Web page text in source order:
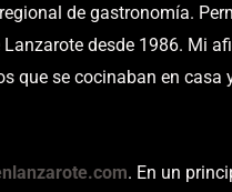
de gastronomía.
desde 1986. Mi
que se cocinaban en casa
. En un